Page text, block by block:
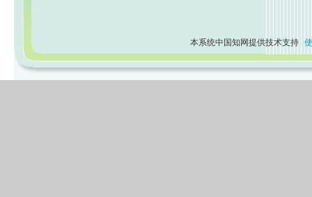
本系统中国知网提供技术支持